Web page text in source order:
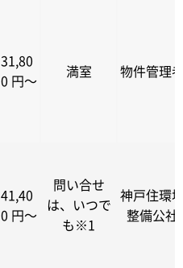
31,80
0 円～
満室 物件管理
41,40
0 円～
問い合せ
は、いつで
も※1
神戸住環
整備公社